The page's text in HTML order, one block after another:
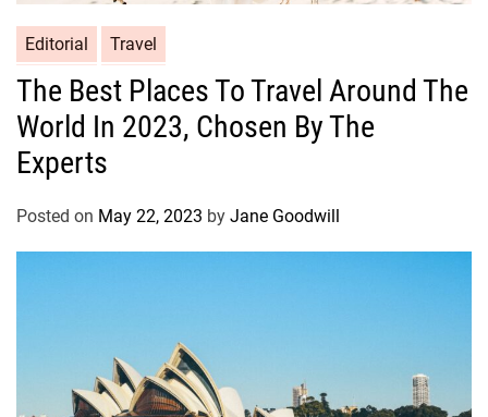
Editorial Travel
The Best Places To Travel Around The
World In 2023, Chosen By The
Experts
Posted on May 22, 2023 by Jane Goodwill